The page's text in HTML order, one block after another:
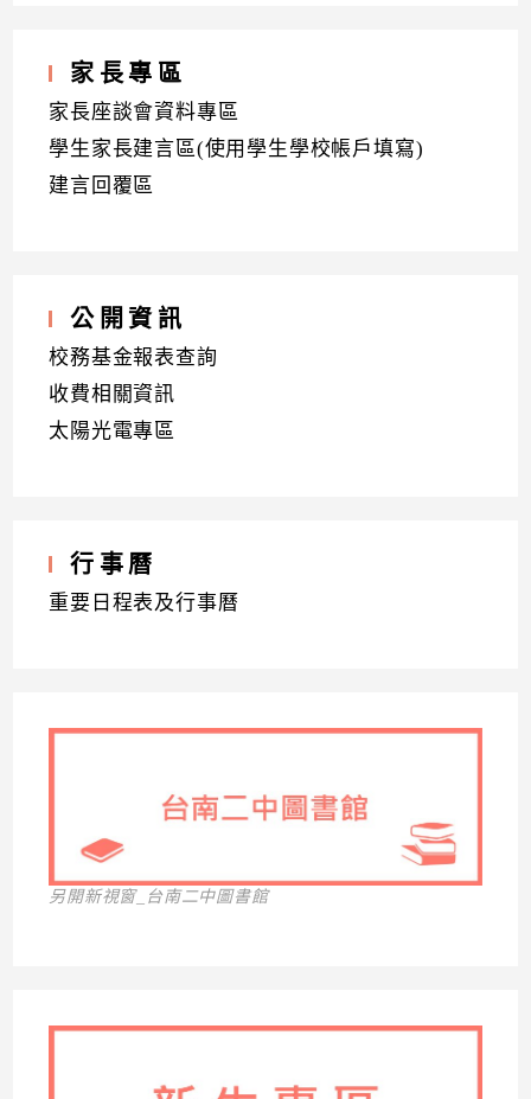
家長專區
家長座談會資料專區
學生家長建言區(使用學生學校帳戶填寫)
建言回覆區
公開資訊
校務基金報表查詢
收費相關資訊
太陽光電專區
行事曆
重要日程表及行事曆
另開新視窗_台南二中圖書館